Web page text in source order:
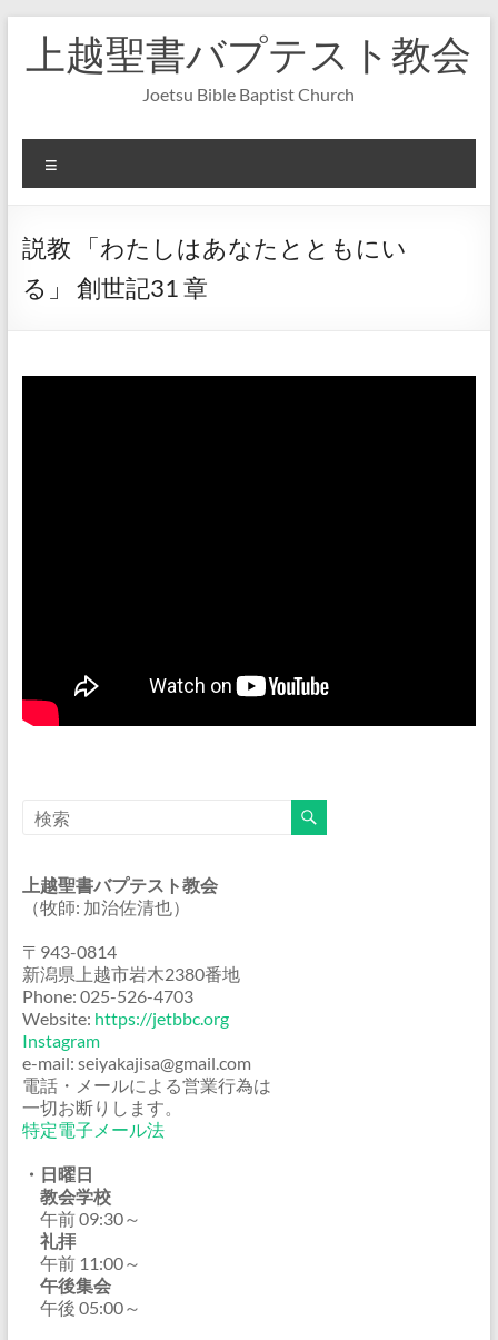
へ
上越聖書バプテスト教会
Joetsu Bible Baptist Church
ニ
ー
説教 「わたしはあなたとともにい
る」 創世記31 章
上越聖書バプテスト教会
（牧師: 加治佐清也）
〒943-0814
新潟県上越市岩木2380番地
Phone: 025-526-4703
Website: https://jetbbc.org
Instagram
e-mail: seiyakajisa@gmail.com
電話・メールによる営業行為は
一切お断りします。
特定電子メール法
・日曜日
教会学校
午前 09:30～
礼拝
午前 11:00～
午後集会
午後 05:00～